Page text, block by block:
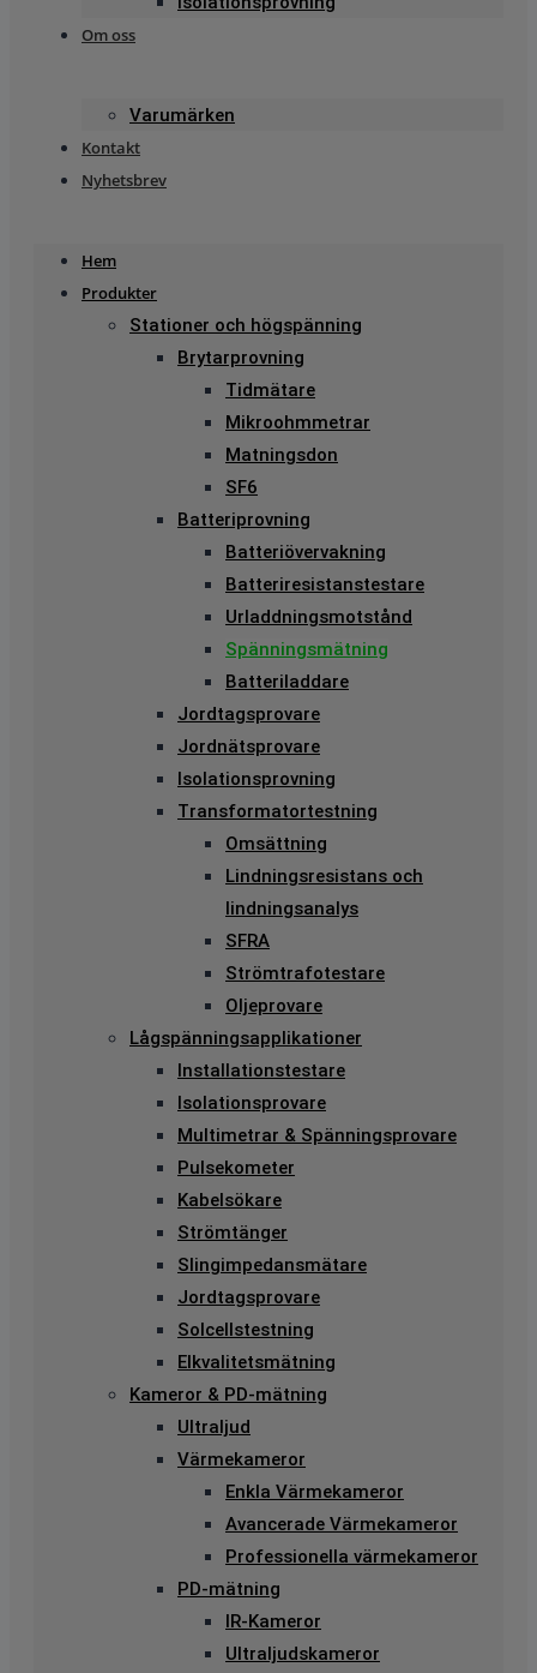
Om oss
Varumärken
Kontakt
Nyhetsbrev
Hem
Produkter
Stationer och högspänning
Brytarprovning
Tidmätare
Mikroohmmetrar
Matningsdon
SF6
Batteriprovning
Batteriövervakning
Batteriresistanstestare
Urladdningsmotstånd
Spänningsmätning
Batteriladdare
Jordtagsprovare
Jordnätsprovare
Isolationsprovning
Transformatortestning
Omsättning
Lindningsresistans och
lindningsanalys
SFRA
Strömtrafotestare
Oljeprovare
Lågspänningsapplikationer
Installationstestare
Isolationsprovare
Multimetrar & Spänningsprovare
Pulsekometer
Kabelsökare
Strömtänger
Slingimpedansmätare
Jordtagsprovare
Solcellstestning
Elkvalitetsmätning
Kameror & PD-mätning
Ultraljud
Värmekameror
Enkla Värmekameror
Avancerade Värmekameror
Professionella värmekameror
PD-mätning
IR-Kameror
Ultraljudskameror